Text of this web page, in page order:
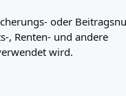
oder
, Renten- und andere
wird.